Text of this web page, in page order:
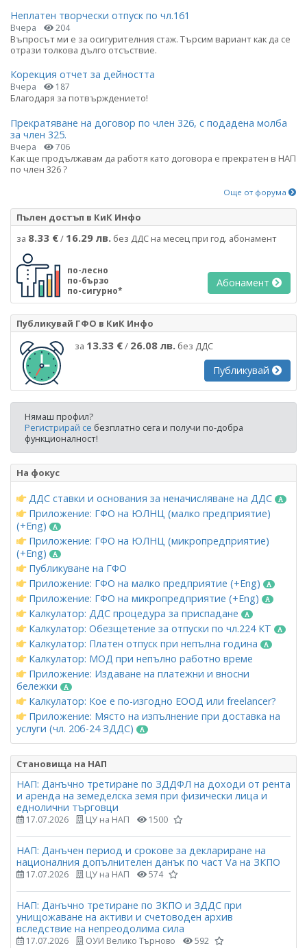
Неплатен творчески отпуск по чл.161
Вчера 204
Въпросът ми е за осигурителния стаж. Търсим вариант как да се
отрази толкова дълго отсъствие.
Корекция отчет за дейността
Вчера 187
Благодаря за потвърждението!
Прекратяване на договор по член 326, с подадена молба
за член 325.
Вчера 706
Как ще продължавам да работя като договора е прекратен в НАП
по член 326 ?
Още от форума
Пълен достъп в КиК Инфо
за 8.33 €/ 16.29 лв. без ДДС на месец при год. абонамент
по-лесно
по-бързо
по-сигурно*
Абонамент
Публикувай ГФО в КиК Инфо
за 13.33 €/ 26.08 лв. без ДДС
Публикувай
Нямаш профил?
Регистрирай се безплатно сега и получи по-добра
функционалност!
На фокус
ДДС ставки и основания за неначисляване на ДДС
Приложение: ГФО на ЮЛНЦ (малко предприятие)
(+Eng)
Приложение: ГФО на ЮЛНЦ (микропредприятие)
(+Eng)
Публикуване на ГФО
Приложение: ГФО на малко предприятие (+Eng)
Приложение: ГФО на микропредприятие (+Eng)
Калкулатор: ДДС процедура за приспадане
Калкулатор: Обезщетение за отпуски по чл.224 КТ
Калкулатор: Платен отпуск при непълна година
Калкулатор: МОД при непълно работно време
Приложение: Издаване на платежни и вносни
бележки
Калкулатор: Кое е по-изгодно ЕООД или freelancer?
Приложение: Място на изпълнение при доставка на
услуги (чл. 20б-24 ЗДДС)
Становища на НАП
НАП: Данъчно третиране по ЗДДФЛ на доходи от рента
и аренда на земеделска земя при физически лица и
еднолични търговци
17.07.2026 ЦУ на НАП 1500
НАП: Данъчен период и срокове за деклариране на
националния допълнителен данък по част Vа на ЗКПО
17.07.2026 ЦУ на НАП 574
НАП: Данъчно третиране по ЗКПО и ЗДДС при
унищожаване на активи и счетоводен архив
вследствие на непреодолима сила
17.07.2026 ОУИ Велико Търново 592